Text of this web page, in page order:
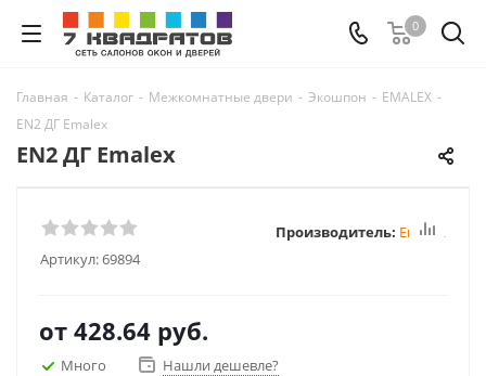
0
Главная - Каталог - Межкомнатные двери - Экошпон - EMALEX -
EN2 ДГ Emalex
EN2 ДГ Emalex
Артикул:69894
Производитель: Emalex
от 428.64 руб.
Много
Нашли дешевле?